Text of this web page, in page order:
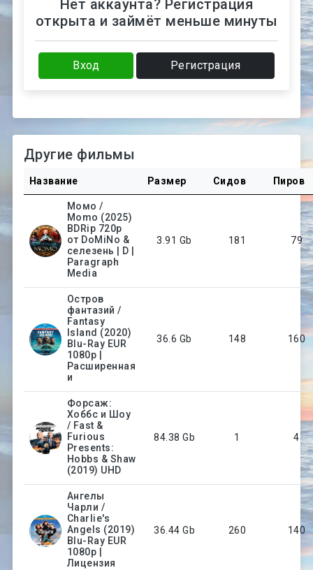
Нет аккаунта? Регистрация
открыта и займёт меньше минуты
Вход Регистрация
Другие фильмы
Название Размер Сидов Пиров
Момо /
Momo (2025)
BDRip 720p
от DoMiNo &
селезень | D |
Paragraph
Media
3.91 Gb 181 79
Остров
фантазий /
Fantasy
Island (2020)
Blu-Ray EUR
1080p |
Расширенная
и
36.6 Gb 148 160
Форсаж:
Хоббс и Шоу
/ Fast &
Furious
Presents:
Hobbs & Shaw
(2019) UHD
84.38 Gb 1 4
Ангелы
Чарли /
Charlie's
Angels (2019)
Blu-Ray EUR
1080p |
Лицензия
36.44 Gb 260 140